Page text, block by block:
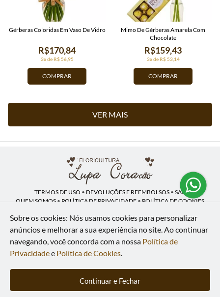
COMPRAR
3x de R$ 56,95
R$170,84
Gérberas Coloridas Em Vaso De Vidro
COMPRAR
3x de R$ 53,14
R$159,43
Mimo De Gérberas Amarela Com
Chocolate
VER MAIS
TERMOS DE USO • DEVOLUÇÕES E REEMBOLSOS • SAC
QUEM SOMOS • POLÍTICA DE PRIVACIDADE • POLÍTICA DE COOKIES
Lupa Coração | CNPJ: 16.883.558/0001-00
Av. Heliópolis, 946 - Lj A - Heliópolis - Belford Roxo - RJ - 26120-300
WhatsApp: (21) 97591-5498 | Telefone: (21) 9 7591-5498
© 2024-2026 - Todos os direitos reservados - Desenvolvido por
Inteligentes
Sobre os cookies: Nós usamos cookies para personalizar
anúncios e melhorar a sua experiência no site.Ao continuar
navegando, você concorda com a nossa Política de
Privacidadee Política de Cookies.
Continuar e Fechar